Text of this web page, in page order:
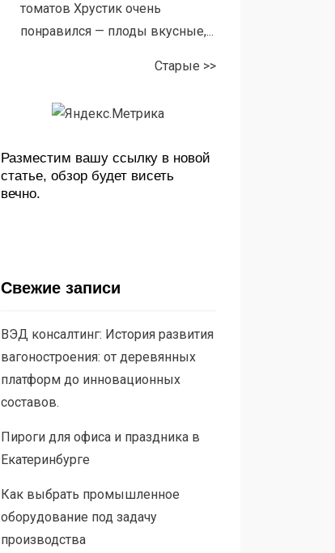
томатов Хрустик очень
понравился — плоды вкусные,...
Старые >>
Разместим вашу ссылку в новой
статье, обзор будет висеть
вечно.
Свежие записи
ВЭД консалтинг: История развития
вагоностроения: от деревянных
платформ до инновационных
составов.
Пироги для офиса и праздника в
Екатеринбурге
Как выбрать промышленное
оборудование под задачу
производства